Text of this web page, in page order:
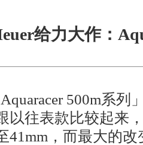
给力大作：
500m系列
以往表款比较起来
41mm，而最大的